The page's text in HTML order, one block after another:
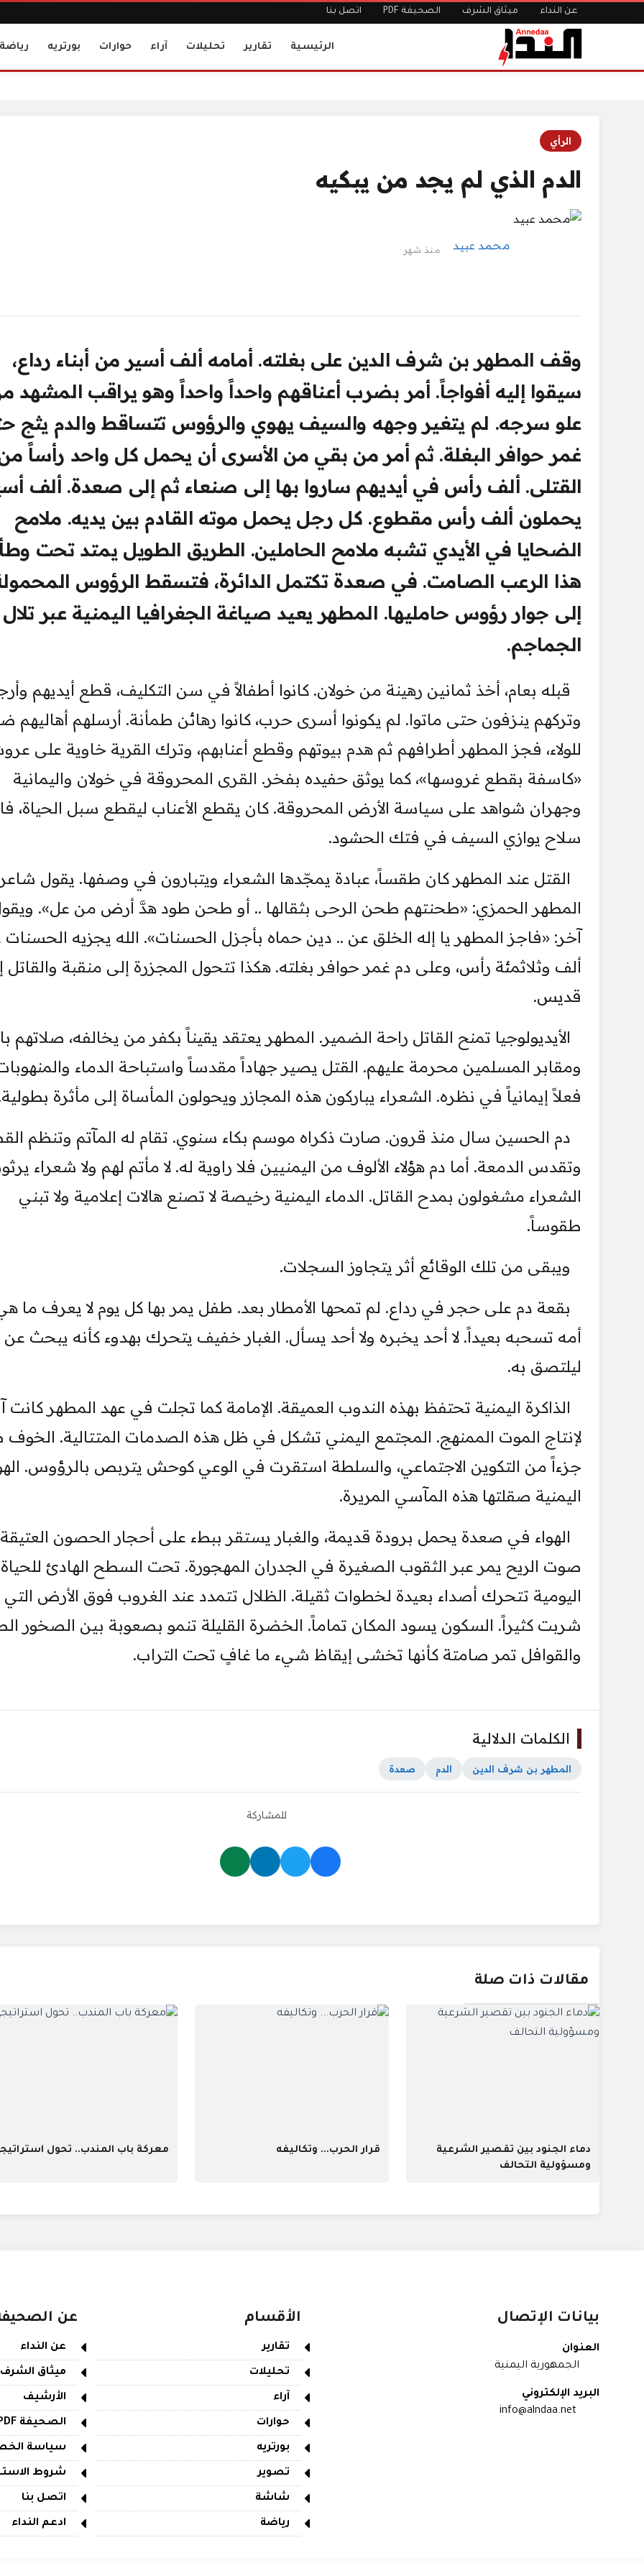
عن النداء ميثاق الشرف الصحيفة PDF اتصل بنا
الرئيسية تقارير تحليلات آراء حوارات بورتريه رياضة
الرأي
الدم الذي لم يجد من يبكيه
محمد عبيد منذ شهر
وقف المطهر بن شرف الدين على بغلته. أمامه ألف أسير من أبناء رداع،
سيقوا إليه أفواجاً. أمر بضرب أعناقهم واحداً واحداً وهو يراقب المشهد
علو سرجه. لم يتغير وجهه والسيف يهوي والرؤوس تتساقط والدم يثج
غمر حوافر البغلة. ثم أمر من بقي من الأسرى أن يحمل كل واحد رأساً
القتلى. ألف رأس في أيديهم ساروا بها إلى صنعاء ثم إلى صعدة. ألف
يحملون ألف رأس مقطوع. كل رجل يحمل موته القادم بين يديه. ملامح
الضحايا في الأيدي تشبه ملامح الحاملين. الطريق الطويل يمتد تحت
هذا الرعب الصامت. في صعدة تكتمل الدائرة، فتسقط الرؤوس
إلى جوار رؤوس حامليها. المطهر يعيد صياغة الجغرافيا اليمنية عبر
الجماجم.
قبله بعام، أخذ ثمانين رهينة من خولان. كانوا أطفالاً في سن التكليف، قطع أيديهم
وتركهم ينزفون حتى ماتوا. لم يكونوا أسرى حرب، كانوا رهائن طمأنة. أرسلهم أهاليهم
للولاء، فجز المطهر أطرافهم ثم هدم بيوتهم وقطع أعنابهم، وترك القرية خاوية على
«كاسفة بقطع غروسها»، كما يوثق حفيده بفخر. القرى المحروقة في خولان واليمانية
وجهران شواهد على سياسة الأرض المحروقة. كان يقطع الأعناب ليقطع سبل الحياة،
سلاح يوازي السيف في فتك الحشود.
القتل عند المطهر كان طقساً، عبادة يمجّدها الشعراء ويتبارون في وصفها. يقول
المطهر الحمزي: «طحنتهم طحن الرحى بثقالها .. أو طحن طود هدَّ أرض من عل».
آخر: «فاجز المطهر يا إله الخلق عن .. دين حماه بأجزل الحسنات». الله يجزيه
ألف وثلاثمئة رأس، وعلى دم غمر حوافر بغلته. هكذا تتحول المجزرة إلى منقبة والقاتل
قديس.
الأيديولوجيا تمنح القاتل راحة الضمير. المطهر يعتقد يقيناً بكفر من يخالفه، صلاتهم
ومقابر المسلمين محرمة عليهم. القتل يصير جهاداً مقدساً واستباحة الدماء
فعلاً إيمانياً في نظره. الشعراء يباركون هذه المجازر ويحولون المأساة إلى مأثرة
دم الحسين سال منذ قرون. صارت ذكراه موسم بكاء سنوي. تقام له المآتم وتنظم
وتقدس الدمعة. أما دم هؤلاء الألوف من اليمنيين فلا راوية له. لا مأتم لهم ولا شعراء
الشعراء مشغولون بمدح القاتل. الدماء اليمنية رخيصة لا تصنع هالات إعلامية ولا تبني
طقوساً.
ويبقى من تلك الوقائع أثر يتجاوز السجلات.
بقعة دم على حجر في رداع. لم تمحها الأمطار بعد. طفل يمر بها كل يوم لا يعرف ما
أمه تسحبه بعيداً. لا أحد يخبره ولا أحد يسأل. الغبار خفيف يتحرك بهدوء كأنه يبحث
ليلتصق به.
الذاكرة اليمنية تحتفظ بهذه الندوب العميقة. الإمامة كما تجلت في عهد المطهر كانت
لإنتاج الموت الممنهج. المجتمع اليمني تشكل في ظل هذه الصدمات المتتالية. الخوف
جزءاً من التكوين الاجتماعي، والسلطة استقرت في الوعي كوحش يتربص بالرؤوس.
اليمنية صقلتها هذه المآسي المريرة.
الهواء في صعدة يحمل برودة قديمة، والغبار يستقر ببطء على أحجار الحصون
صوت الريح يمر عبر الثقوب الصغيرة في الجدران المهجورة. تحت السطح الهادئ للحياة
اليومية تتحرك أصداء بعيدة لخطوات ثقيلة. الظلال تتمدد عند الغروب فوق الأرض التي
شربت كثيراً. السكون يسود المكان تماماً. الخضرة القليلة تنمو بصعوبة بين الصخور
والقوافل تمر صامتة كأنها تخشى إيقاظ شيء ما غافٍ تحت التراب.
الكلمات الدلالية
المطهر بن شرف الدين الدم صعدة
للمشاركة
مقالات ذات صلة
دماء الجنود بين تقصير الشرعية
ومسؤولية التحالف
قرار الحرب... وتكاليفه معركة باب المندب.. تحول
بيانات الإتصال
العنوان
الجمهورية اليمنية
البريد الإلكتروني
info@alndaa.net
الأقسام
تقارير
تحليلات
آراء
حوارات
بورتريه
تصوير
شاشة
رياضة
عن
عن النداء
ميثاق الشرف
الأرشيف
الصحيفة PDF
سياسة
شروط
اتصل بنا
ادعم النداء